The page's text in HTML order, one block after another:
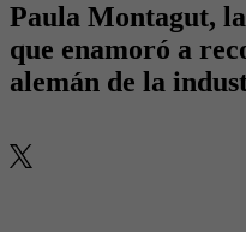
Paula Montagut,
que enamoró a
alemán de la